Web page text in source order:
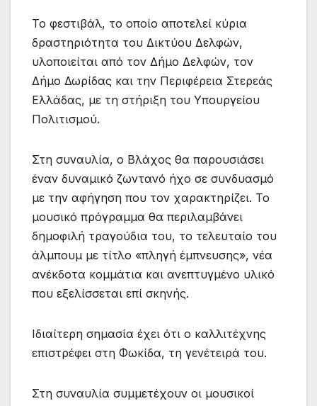
Το φεστιβάλ, το οποίο αποτελεί κύρια
δραστηριότητα του Δικτύου Δελφών,
υλοποιείται από τον Δήμο Δελφών, τον
Δήμο Δωρίδας και την Περιφέρεια Στερεάς
Ελλάδας, με τη στήριξη του Υπουργείου
Πολιτισμού.
Στη συναυλία, ο Βλάχος θα παρουσιάσει
έναν δυναμικό ζωντανό ήχο σε συνδυασμό
με την αφήγηση που τον χαρακτηρίζει. Το
μουσικό πρόγραμμα θα περιλαμβάνει
δημοφιλή τραγούδια του, το τελευταίο του
άλμπουμ με τίτλο «πληγή έμπνευσης», νέα
ανέκδοτα κομμάτια και ανεπτυγμένο υλικό
που εξελίσσεται επί σκηνής.
Ιδιαίτερη σημασία έχει ότι ο καλλιτέχνης
επιστρέφει στη Φωκίδα, τη γενέτειρά του.
Στη συναυλία συμμετέχουν οι μουσικοί